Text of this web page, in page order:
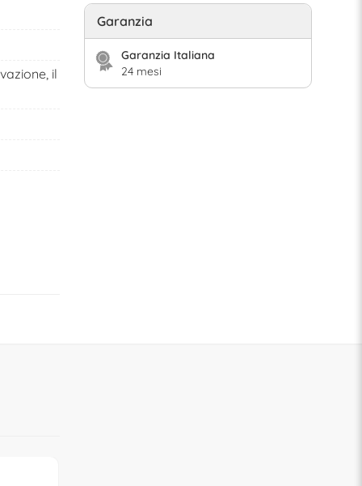
il
Garanzia
Garanzia Italiana
24 mesi